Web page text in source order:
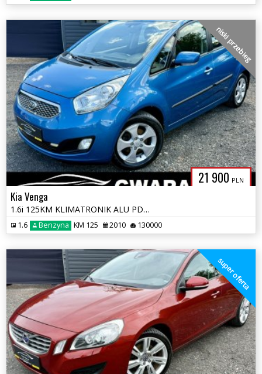
21 900 PLN
niski przebieg
Kia Venga
1.6i 125KM KLIMATRONIK ALU PDC Grz.Fotele 2xKoła Nowe Sprzęgło Opłaty*
1.6 Benzyna KM 125 2010 130000
super oferta